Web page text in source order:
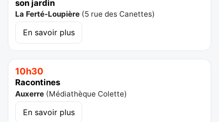
son jardin
La Ferté-Loupière (5 rue des Canettes)
En savoir plus
10h30
Racontines
Auxerre (Médiathèque Colette)
En savoir plus